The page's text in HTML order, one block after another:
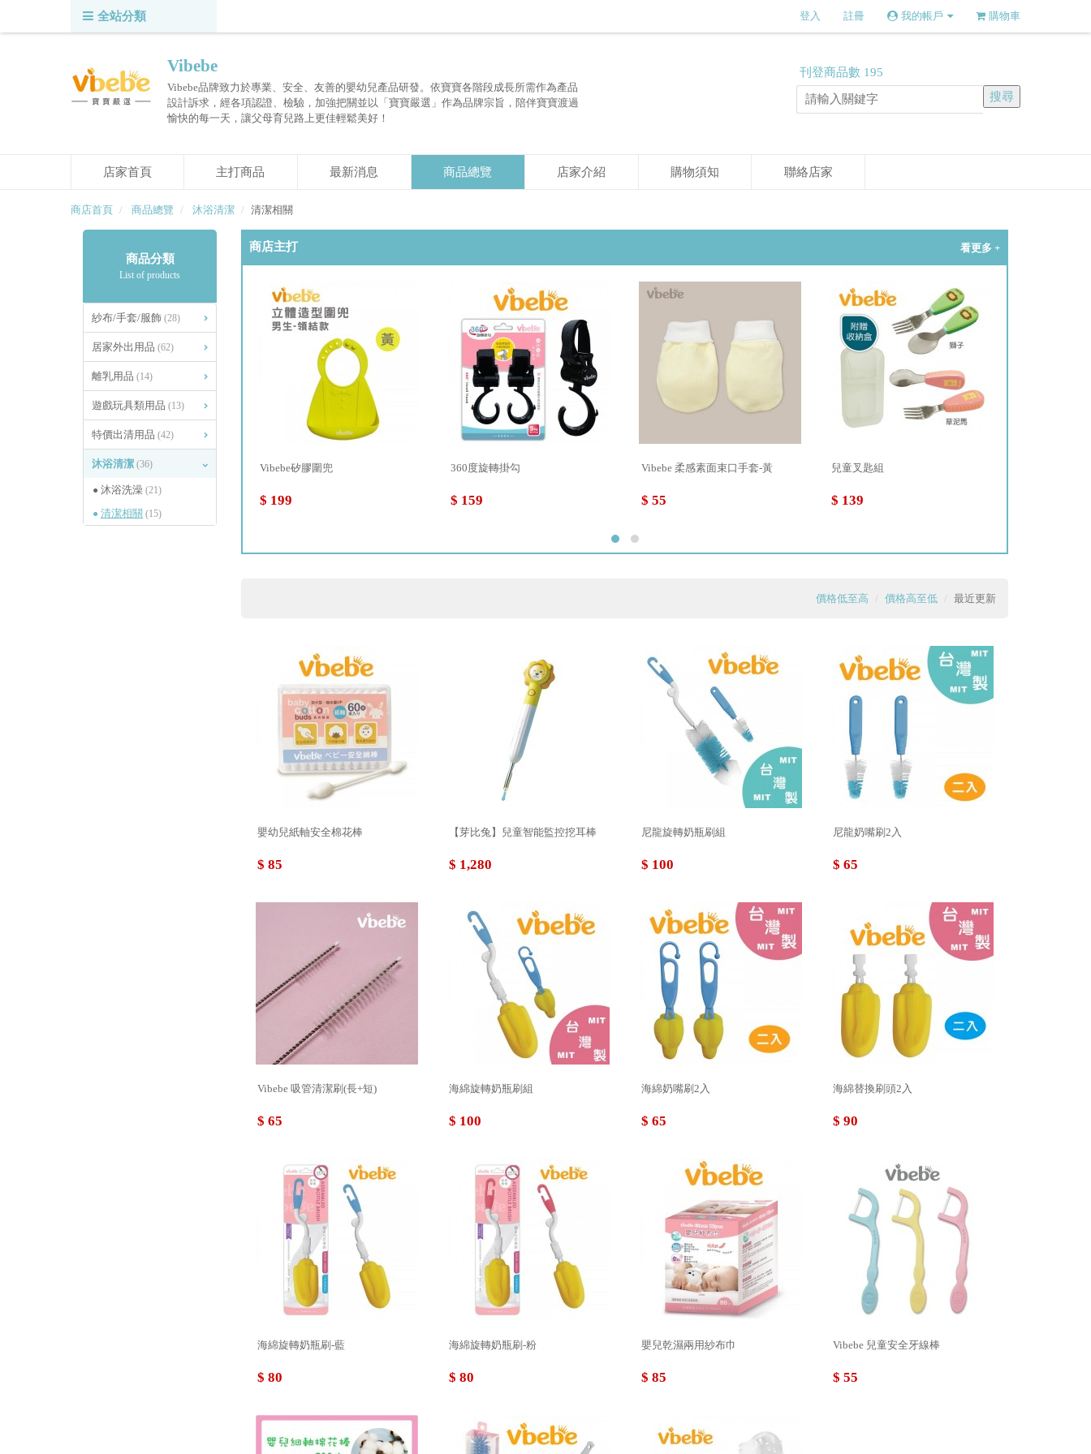
全站分類 登入 註冊 我的帳戶 購物車
Vibebe
Vibebe品牌致力於專業、安全、友善的嬰幼兒產品研發。依寶寶各階段成長所需作為產品
設計訴求，經各項認證、檢驗，加強把關並以「寶寶嚴選」作為品牌宗旨，陪伴寶寶渡過
愉快的每一天，讓父母育兒路上更佳輕鬆美好！
刊登商品數 195
店家首頁 主打商品 最新消息 商品總覽 店家介紹 購物須知 聯絡店家
商店首頁 商品總覽 沐浴清潔 清潔相關
商品分類
List of products
紗布/手套/服飾 (28)
居家外出用品 (62)
離乳用品 (14)
遊戲玩具類用品 (13)
特價出清用品 (42)
沐浴清潔 (36)
沐浴洗澡 (21)
清潔相關 (15)
商店主打 看更多 +
海洋矽膠洗澡玩具 Vibebe矽膠圍兜
$ 199
360度旋轉掛勾
$ 159
Vibebe 柔感素面束口手套-黃
$ 55
兒童叉匙組
$ 139
價格低至高 價格高至低 最近更新
嬰幼兒紙軸安全棉花棒
$ 85
【芽比兔】兒童智能監控挖耳棒
$ 1,280
尼龍旋轉奶瓶刷組
$ 100
尼龍奶嘴刷2入
$ 65
Vibebe 吸管清潔刷(長+短)
$ 65
海綿旋轉奶瓶刷組
$ 100
海綿奶嘴刷2入
$ 65
海綿替換刷頭2入
$ 90
海綿旋轉奶瓶刷-藍
$ 80
海綿旋轉奶瓶刷-粉
$ 80
嬰兒乾濕兩用紗布巾
$ 85
Vibebe 兒童安全牙線棒
$ 55